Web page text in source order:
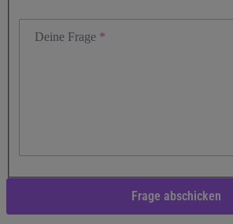
Deine Frage
Frage abschicken